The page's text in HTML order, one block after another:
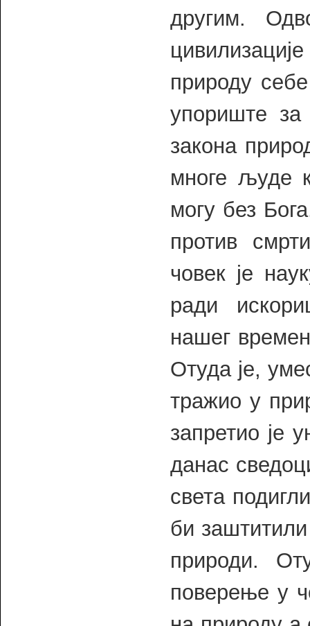
другим.
природу
упориште за
закона
многе људе
могу без
против
човек је
ради
нашег
Отуда је,
тражио у
запретио је
данас
света
би
природи.
поверење у